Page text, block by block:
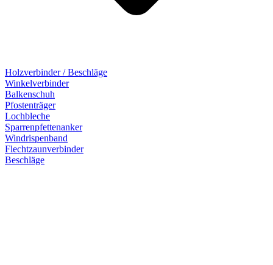
Holzverbinder / Beschläge
Winkelverbinder
Balkenschuh
Pfostenträger
Lochbleche
Sparrenpfettenanker
Windrispenband
Flechtzaunverbinder
Beschläge